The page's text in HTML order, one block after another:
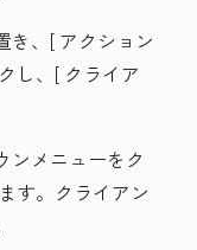
き、[ アクション
し、[ クライア
ンメニューをク
す。クライアン